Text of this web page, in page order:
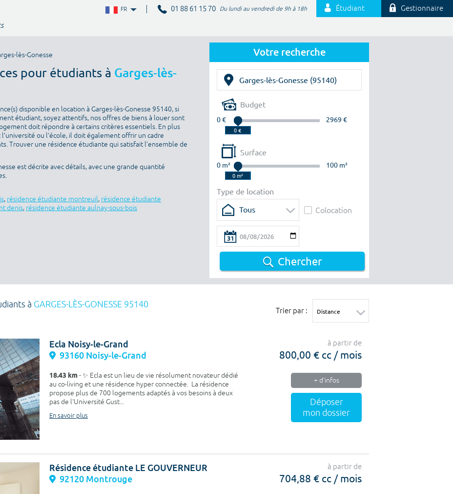
FR 01 88 61 15 70 Du lundi au vendredi de 9h à 18h Étudiant Gestionnaire
Votre recherche
Budget
0 € 2969 €
Surface
0 m² 100 m²
Type de location
Tous
Colocation
Chercher
lès-Gonesse
pour étudiants à Garges-lès-
disponible en location à Garges-lès-Gonesse 95140, si
étudiant, soyez attentifs, nos offres de biens à louer sont
doit répondre à certains critères essentiels. En plus
ou l’école, il doit également offrir un cadre
Trouver une résidence étudiante qui satisfait l’ensemble de
est décrite avec détails, avec une grande quantité
, résidence étudiante montreuil, résidence étudiante
denis, résidence étudiante aulnay-sous-bois
à GARGES-LÈS-GONESSE 95140
Trier par :
Ecla Noisy-le-Grand
93160 Noisy-le-Grand
18.43 km- ✨ Ecla est un lieu de vie résolument novateur dédié
au co-living et une résidence hyper connectée. La résidence
propose plus de 700 logements adaptés à vos besoins à deux
pas de l'Université Gust...
En savoir plus
à partir de
800,00 € cc / mois
+ d'infos
Déposer
mon dossier
Résidence étudiante LE GOUVERNEUR
92120 Montrouge
à partir de
704,88 € cc / mois